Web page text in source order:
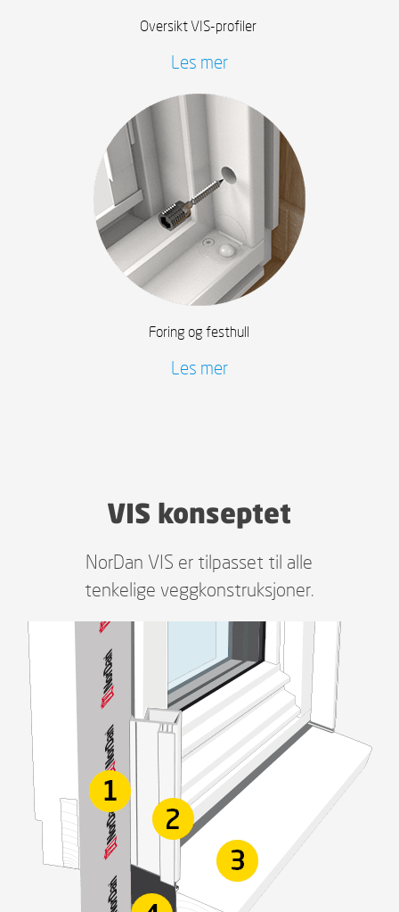
Oversikt VIS-profiler
Les mer
Foring og festhull
Les mer
VIS konseptet
NorDan VIS er tilpasset til alle
tenkelige veggkonstruksjoner.